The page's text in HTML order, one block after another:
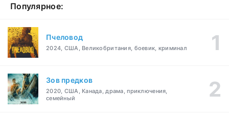
Популярное:
Пчеловод
2024, США, Великобритания, боевик, криминал
Зов предков
2020, США, Канада, драма, приключения,
семейный